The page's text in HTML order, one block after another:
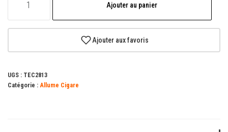
Cigare
1x
Ajouter au panier
Ajouter aux favoris
UGS : TEC2813
Catégorie : Allume Cigare